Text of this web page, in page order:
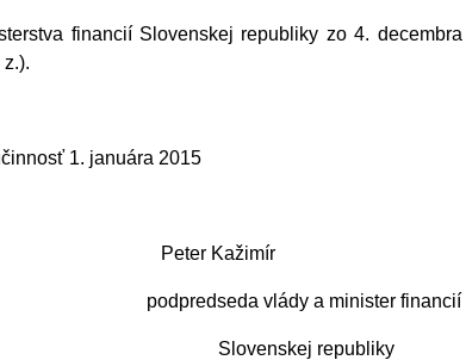
financií Slovenskej republiky zo 4.
1. januára 2015
vlády a minister financií
republiky